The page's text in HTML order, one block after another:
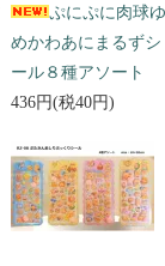
ぷにぷに肉球ゆ
めかわあにまるずシ
ール８種アソート
436円(税40円)